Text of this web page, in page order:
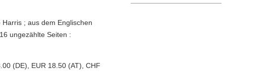
; aus dem Englischen
ungezählte Seiten :
(DE), EUR 18.50 (AT), CHF